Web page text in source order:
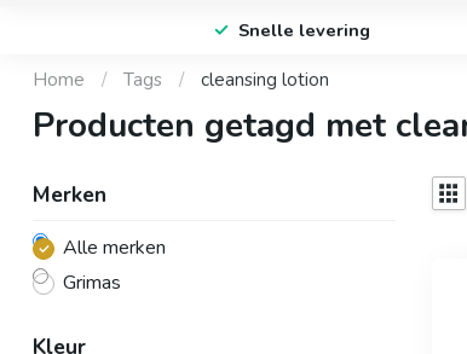
Snelle levering
Home / Tags / cleansing lotion
Producten getagd met
Merken
Alle merken
Grimas
Kleur